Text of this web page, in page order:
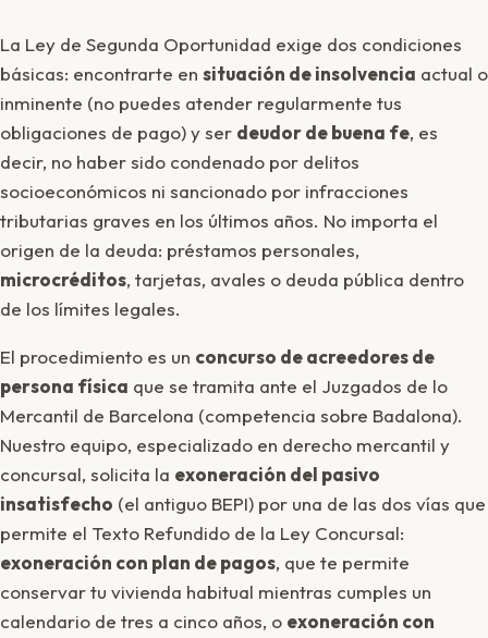
La Ley de Segunda Oportunidad exige dos condiciones
básicas: encontrarte en situación de insolvencia actual o
inminente (no puedes atender regularmente tus
obligaciones de pago) y ser deudor de buena fe, es
decir, no haber sido condenado por delitos
socioeconómicos ni sancionado por infracciones
tributarias graves en los últimos años. No importa el
origen de la deuda: préstamos personales,
microcréditos, tarjetas, avales o deuda pública dentro
de los límites legales.
El procedimiento es un concurso de acreedores de
persona física que se tramita ante el Juzgados de lo
Mercantil de Barcelona (competencia sobre Badalona).
Nuestro equipo, especializado en derecho mercantil y
concursal, solicita la exoneración del pasivo
insatisfecho (el antiguo BEPI) por una de las dos vías que
permite el Texto Refundido de la Ley Concursal:
exoneración con plan de pagos, que te permite
conservar tu vivienda habitual mientras cumples un
calendario de tres a cinco años, o exoneración con